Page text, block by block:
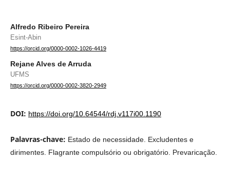
Alfredo Ribeiro Pereira
Esint-Abin
https://orcid.org/0000-0002-1026-4419
Rejane Alves de Arruda
UFMS
https://orcid.org/0000-0002-3820-2949
DOI: https://doi.org/10.64544/rdj.v117i00.1190
Palavras-chave: Estado de necessidade. Excludentes e
dirimentes. Flagrante compulsório ou obrigatório. Prevaricação.